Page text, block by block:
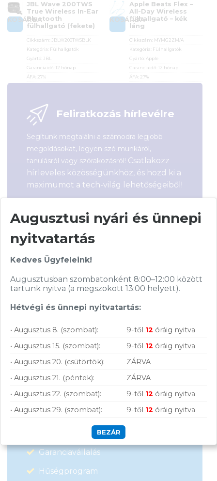
KOSÁRBA
JBL Wave 200TWS
True Wireless In-Ear
Bluetooth
fülhallgató (fekete)
Cikkszám: JBLW200TWSBLK
Kategória:
Fülhallgatók
Gyártó: JBL
Garanciaidő:12 hónap
ÁFA: 27%
KOSÁRBA
Apple Beats Flex –
All-Day Wireless
fülhallgató – kék
láng
Cikkszám:
MYMG2ZM/A
Kategória:
Fülhallgatók
Gyártó: Apple
Garanciaidő: 12 hónap
ÁFA: 27%
Feliratkozás hírlevélre
Segítünk megtalálni a számodra legjobb
megoldásokat, legyen szó munkáról,
tanulásról vagy szórakozásról! Csatlakozz
hírleveles közösségünkhöz, és hozd ki a
maximumot a tech-világ lehetőségeiből!
Elfogadom azÁSZF-ben található
FELIRATKOZOM
Vásárolj nálunk!
Nagy raktárkészlet
Garanciavállalás
Hűségprogram
Augusztusi nyári és ünnepi
nyitvatartás
Kedves Ügyfeleink!
Augusztusban szombatonként 8:00–12:00 között
tartunk nyitva (a megszokott 13:00 helyett).
Hétvégi és ünnepi nyitvatartás:
• Augusztus 8. (szombat): 9-től 12 óráig nyitva
• Augusztus 15. (szombat):
9-től 12 óráig nyitva
• Augusztus 20. (csütörtök):
ZÁRVA
• Augusztus 21. (péntek):
ZÁRVA
• Augusztus 22. (szombat):
9-től 12 óráig nyitva
• Augusztus 29. (szombat):
9-től 12 óráig nyitva
BEZÁR